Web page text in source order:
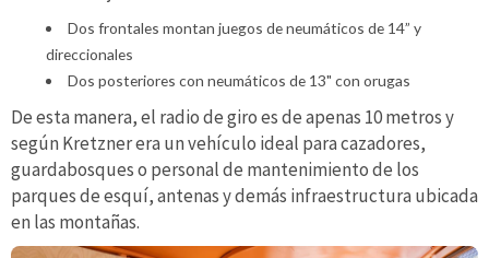
Dos frontales montan juegos de neumáticos de 14” y
direccionales
Dos posteriores con neumáticos de 13" con orugas
De esta manera, el radio de giro es de apenas 10 metros y
según Kretzner era un vehículo ideal para cazadores,
guardabosques o personal de mantenimiento de los
parques de esquí, antenas y demás infraestructura ubicada
en las montañas.